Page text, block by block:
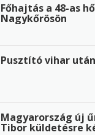
Főhajtás a 48-as
Nagykőrösön
Pusztító vihar
Magyarország új
Tibor küldetésre